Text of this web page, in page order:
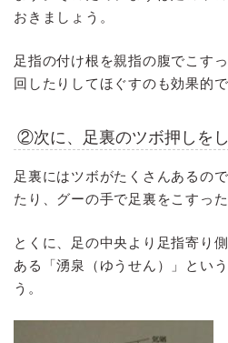
おきましょう。
足指の付け根を親指の腹でこす
回したりしてほぐすのも効果的で
②次に、足裏のツボ押しをし
足裏にはツボがたくさんあるの
たり、グーの手で足裏をこすっ
とくに、足の中央より足指寄り
ある「湧泉（ゆうせん）」とい
う。